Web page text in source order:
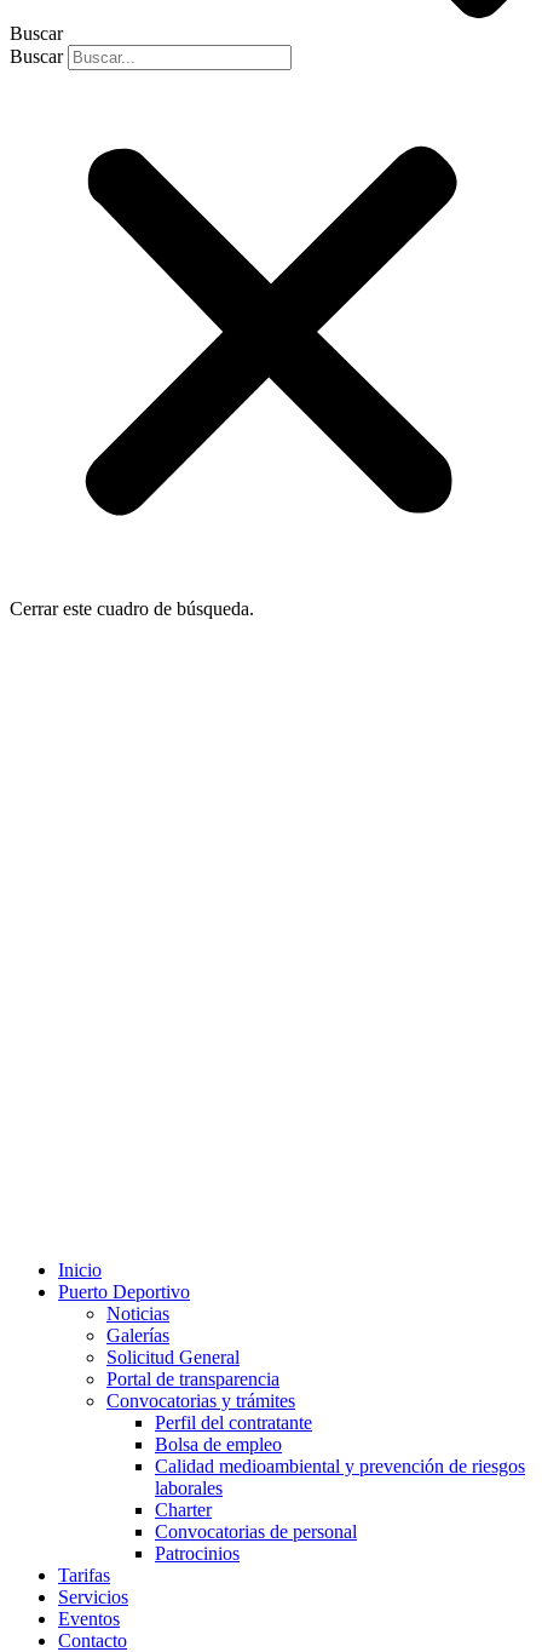
Buscar
Buscar
Cerrar este cuadro de búsqueda.
Inicio
Puerto Deportivo
Noticias
Galerías
Solicitud General
Portal de transparencia
Convocatorias y trámites
Perfil del contratante
Bolsa de empleo
Calidad medioambiental y prevención de riesgos
laborales
Charter
Convocatorias de personal
Patrocinios
Tarifas
Servicios
Eventos
Contacto